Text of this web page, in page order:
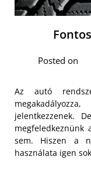
Posted on
Az autó
jelentkezzenek.
megfeledkeznünk
sem. Hiszen a
használata igen